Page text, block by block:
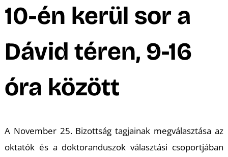
10-én kerül sor a
Dávid téren, 9-16
óra között
A November 25. Bizottság tagjainak megválasztása az
oktatók és a doktoranduszok választási csoportjában